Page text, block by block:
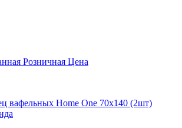
Розничная Цена
вафельных Home One 70х140 (2шт)